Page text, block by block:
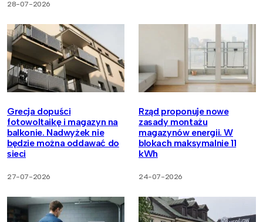
28-07-2026
Grecja dopuści
fotowoltaikę i magazyn na
balkonie. Nadwyżek nie
będzie można oddawać do
sieci
27-07-2026
Rząd proponuje nowe
zasady montażu
magazynów energii. W
blokach maksymalnie 11
kWh
24-07-2026